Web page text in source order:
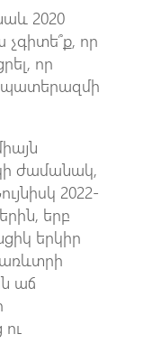
2020
որ
որ
պատերազմի
ժամանակ,
2022-
երբ
երկիր
աճ